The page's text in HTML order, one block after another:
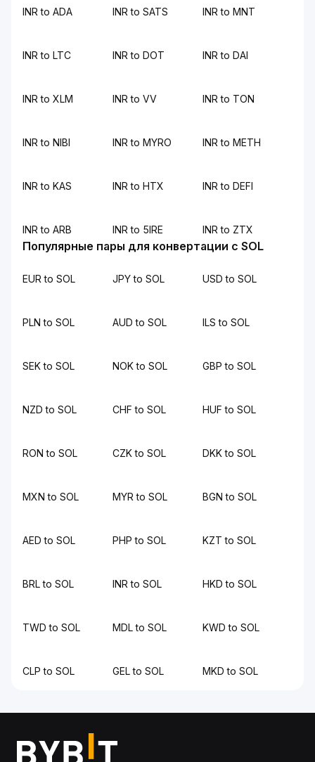
INR to ADA INR to SATS INR to MNT
INR to LTC INR to DOT INR to DAI
INR to XLM INR to VV INR to TON
INR to NIBI INR to MYRO INR to METH
INR to KAS INR to HTX INR to DEFI
INR to ARB INR to 5IRE INR to ZTX
Популярные пары для конвертации с SOL
EUR to SOL JPY to SOL USD to SOL
PLN to SOL AUD to SOL ILS to SOL
SEK to SOL NOK to SOL GBP to SOL
NZD to SOL CHF to SOL HUF to SOL
RON to SOL CZK to SOL DKK to SOL
MXN to SOL MYR to SOL BGN to SOL
AED to SOL PHP to SOL KZT to SOL
BRL to SOL INR to SOL HKD to SOL
TWD to SOL MDL to SOL KWD to SOL
CLP to SOL GEL to SOL MKD to SOL